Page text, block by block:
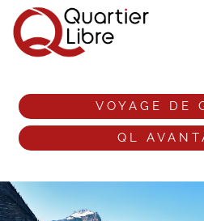
NOS DESTINATIONS
ANGLETERRE
VOS ENVIES DE VOYAGE
+33 (0)9 72 38 52 44
VOYAGE DE GROUPE
VOYAGE DE
QL